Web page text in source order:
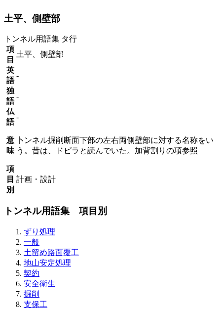
土平、側壁部
トンネル用語集 タ行
項
目
土平、側壁部
英
語
-
独
語
-
仏
語
-
意
味
卜ンネル掘削断面下部の左右両側壁部に対する名称をい
う。昔は、ドピラと読んでいた。加背割りの項参照
項
目
別
計画・設計
トンネル用語集 項目別
ずり処理
一般
土留め路面覆工
地山安定処理
契約
安全衛生
掘削
支保工